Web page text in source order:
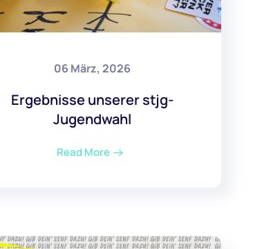
06 März, 2026
Ergebnisse unserer stjg-
Jugendwahl
Read More